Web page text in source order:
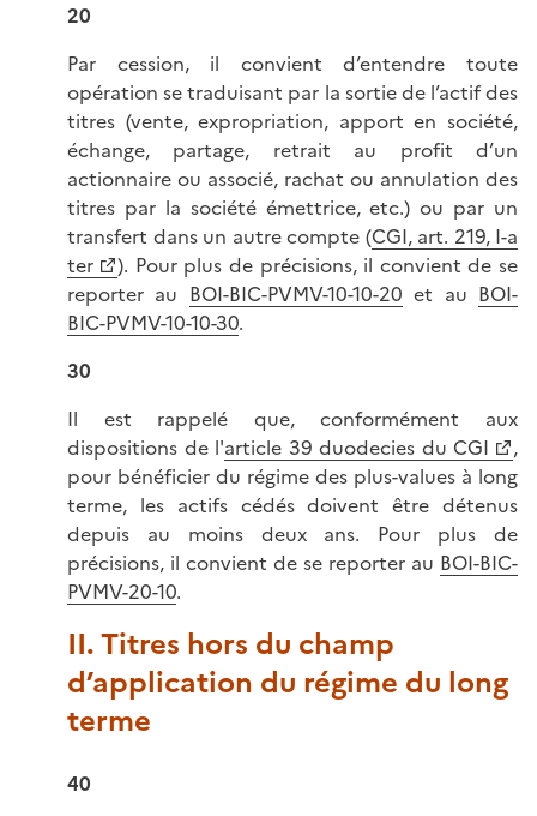
20
Par cession, il convient d’entendre toute
opération se traduisant par la sortie de l’actif des
titres (vente, expropriation, apport en société,
échange, partage, retrait au profit d’un
actionnaire ou associé, rachat ou annulation des
titres par la société émettrice, etc.) ou par un
transfert dans un autre compte (CGI, art. 219, I-a
ter
). Pour plus de précisions, il convient de se
reporter au BOI-BIC-PVMV-10-10-20 et au BOI-
BIC-PVMV-10-10-30.
30
Il est rappelé que, conformément aux
dispositions de l'article 39 duodecies du CGI
,
pour bénéficier du régime des plus-values à long
terme, les actifs cédés doivent être détenus
depuis au moins deux ans. Pour plus de
précisions, il convient de se reporter au BOI-BIC-
PVMV-20-10.
II. Titres hors du champ
d’application du régime du long
terme
40